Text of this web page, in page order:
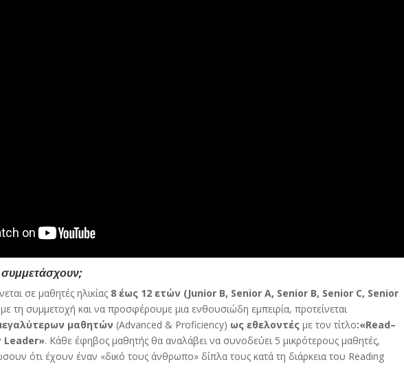
σε μαθητές ηλικίας 8 έως 12 ετών (Junior B, Senior A, Senior B, Senior C, Senior
τη συμμετοχή και να προσφέρουμε μια ενθουσιώδη εμπειρία, προτείνεται
μαθητών (Advanced & Proficiency) ως εθελοντέςμε τον τίτλο:«Read–
Leader». Κάθε έφηβος μαθητής θα αναλάβει να συνοδεύει 5 μικρότερους μαθητές,
ότι έχουν έναν «δικό τους άνθρωπο» δίπλα τους κατά τη διάρκεια του Reading